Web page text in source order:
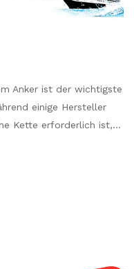
Anker ist der wichtigste
einige Hersteller
Kette erforderlich ist,
Anker von
einer Leine kein